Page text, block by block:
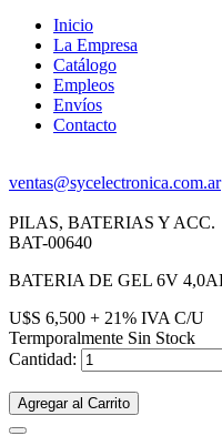
Inicio
La Empresa
Catálogo
Empleos
Envíos
Contacto
ventas@sycelectronica.com.ar
PILAS, BATERIAS Y ACC.
BAT-00640
BATERIA DE GEL 6V
U$S 6,500 + 21% IVA C/U
Termporalmente Sin Stock
Cantidad:
Agregar al Carrito